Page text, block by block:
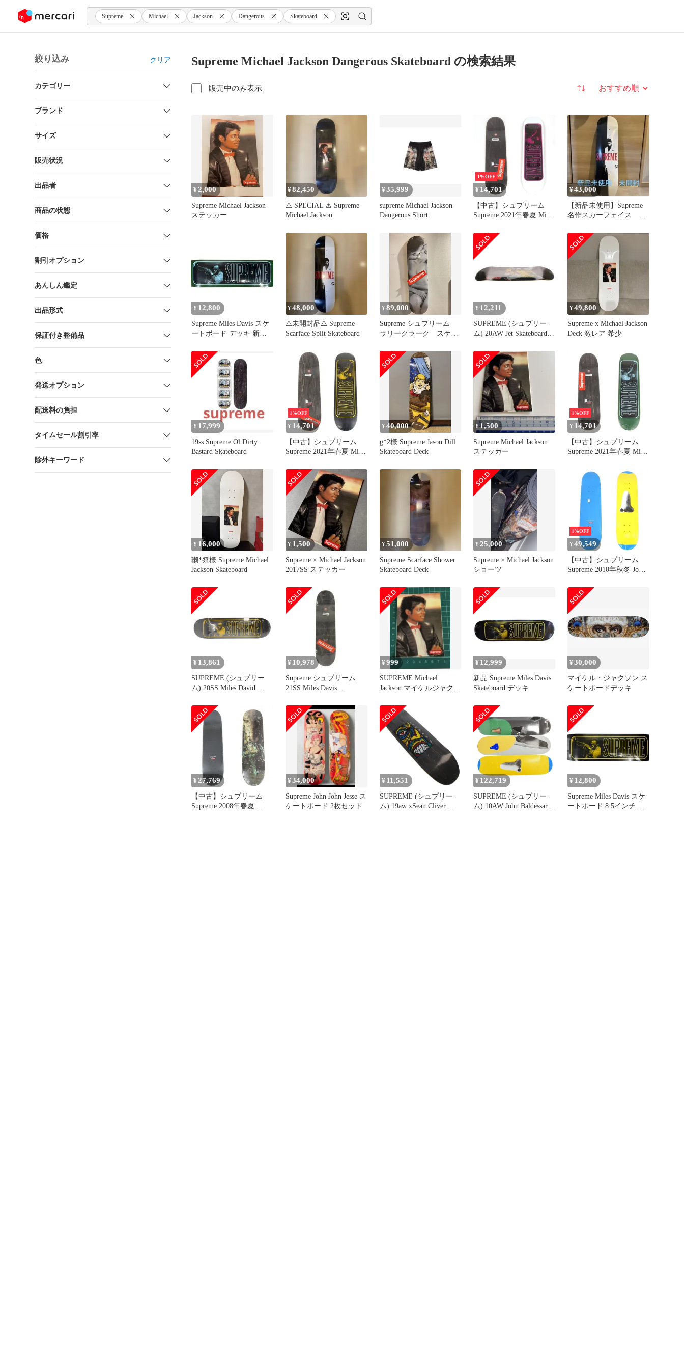
ツにスキップ Supreme Michael Jackson Dangerous Skateboard
絞り込み クリア
カテゴリー
ブランド
サイズ
販売状況
出品者
商品の状態
価格
割引オプション
あんしん鑑定
出品形式
保証付き整備品
色
発送オプション
配送料の負担
タイムセール割引率
除外キーワード
Supreme Michael Jackson Dangerous Skateboard の検索結果
販売中のみ表示 並び替え
¥ 2,000
Supreme Michael Jackson
ステッカー
¥82,450
⚠️ SPECIAL ⚠️ Supreme
Michael Jackson
¥35,999
supreme Michael Jackson
Dangerous Short
1%OFF
¥ 14,701
【中古】シュプリーム
Supreme 2021年春夏 Miles
ボード デッキ スケボー
ホワイト【サイズ
8.25×32.125】【メンズ】
¥43,000
【新品未使用】Supreme
名作スカーフェイス ス
17AW
¥ 12,800
Supreme Miles Davis スケ
ートボード デッキ 新品
¥48,000
⚠️未開封品⚠️ Supreme
Scarface Split Skateboard
¥89,000
Supreme シュプリーム
ラリークラーク スケボ
¥ 12,211
SUPREME (シュプリー
ム) 20AW Jet Skateboard
リント スケートボード
デッキ ブラック
¥49,800
Supreme x Michael Jackson
Deck 激レア 希少
¥ 17,999
19ss Supreme Ol Dirty
Bastard Skateboard
1%OFF
¥ 14,701
【中古】シュプリーム
Supreme 2021年春夏 Miles
ボード デッキ スケボー
ブラック【サイズ
8.5×32.25】【メンズ】
¥40,000
g*2様 Supreme Jason Dill
Skateboard Deck
¥1,500
Supreme Michael Jackson
ステッカー
1%OFF
¥ 14,701
【中古】シュプリーム
Supreme 2021年春夏 Miles
ボード デッキ スケボー
グリーン【サイズ
8.375×32.125】【メン
ズ】
¥ 16,000
獺*祭様 Supreme Michael
Jackson Skateboard
¥ 1,500
Supreme × Michael Jackson
2017SS ステッカー
¥51,000
Supreme Scarface Shower
Skateboard Deck
¥ 25,000
Supreme × Michael Jackson
ショーツ
1%OFF
¥ 49,549
【中古】シュプリーム
Supreme 2010年秋冬 John
ボード デッキ スケボー
ブルーxイエロー【メン
ズ】
¥ 13,861
SUPREME (シュプリー
ム) 20SS Miles David
ヴィス ロゴ スケートボ
ードデッキ ブラック
¥ 10,978
Supreme シュプリーム
21SS Miles Davis
ヴィス スケートボード
デッキ ブラック系【新古
品】【未使用】【中古】
¥999
SUPREME Michael
Jackson マイケルジャクソ
¥ 12,999
新品 Supreme Miles Davis
Skateboard デッキ
¥30,000
マイケル・ジャクソン ス
ケートボードデッキ
¥ 27,769
【中古】シュプリーム
Supreme 2008年春夏
¥34,000
Supreme John John Jesse ス
ケートボード 2枚セット
¥ 11,551
SUPREME (シュプリー
ム) 19aw xSean Cliver
¥ 122,719
SUPREME (シュプリー
ム) 10AW John Baldessari
¥ 12,800
Supreme Miles Davis スケ
ートボード 8.5インチ デ